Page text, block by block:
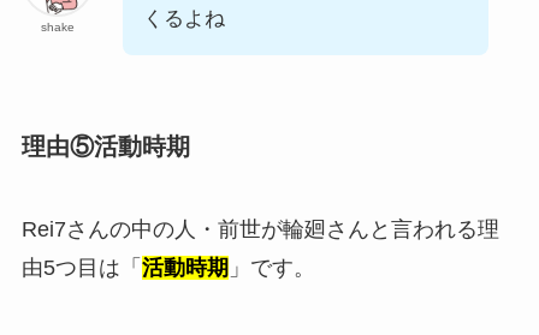
shake
くるよね
理由⑤活動時期
Rei7さんの中の人・前世が輪廻さんと言われる理
由5つ目は「 活動時期 」です。